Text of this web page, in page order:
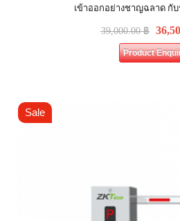
เข้าออกอย่างชาญฉลาด กับ
39,000.00฿
Product
Sale